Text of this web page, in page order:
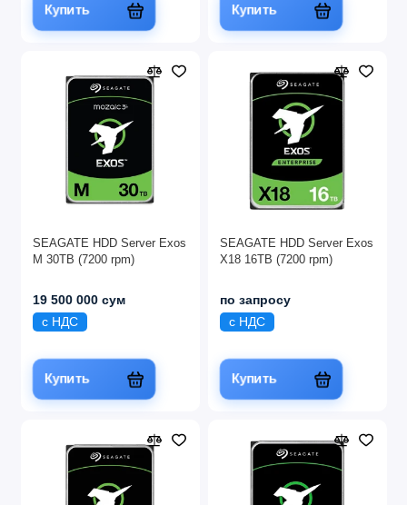
Купить Купить
SEAGATE HDD Server Exos
M 30TB (7200 rpm)
19 500 000 сум
с НДС
Купить
SEAGATE HDD Server Exos
X18 16TB (7200 rpm)
по запросу
с НДС
Купить